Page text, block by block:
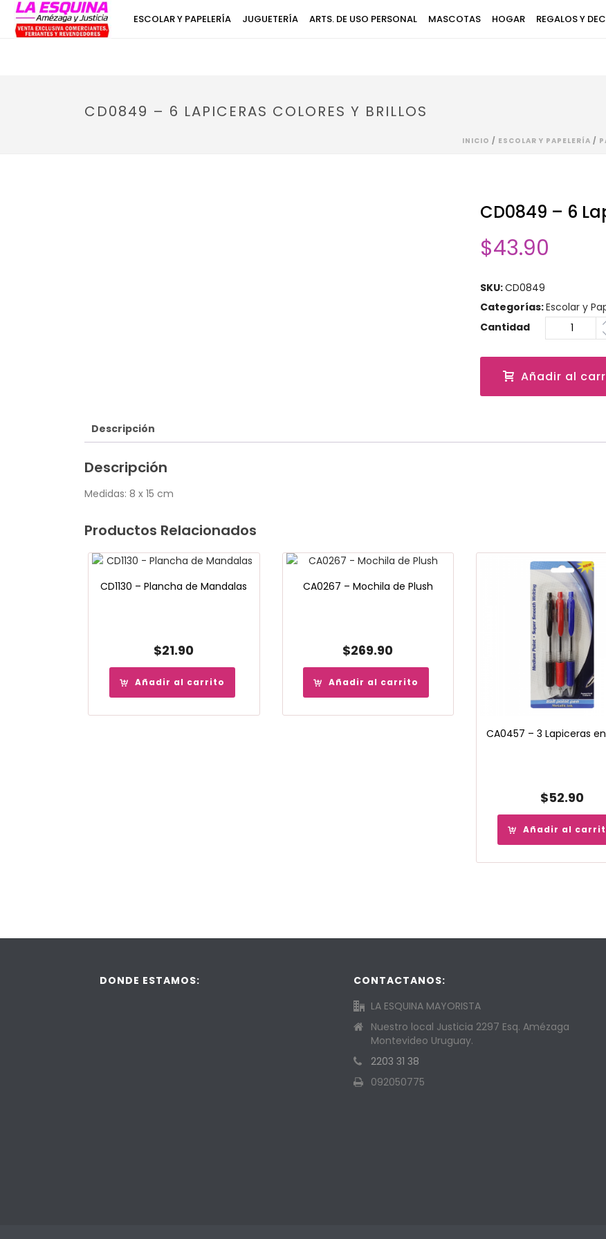
ESCOLAR Y PAPELERÍA JUGUETERÍA ARTS. DE USO PERSONAL MASCOTAS HOGAR REGALOS Y
CD0849 – 6 LAPICERAS COLORES Y BRILLOS
INICIO / ESCOLAR Y PAPELERÍA /
CD0849 – 6
$43.90
SKU:CD0849
Categorías:Escolar y
Cantidad
Añadir al
Descripción
Descripción
Medidas: 8 x 15 cm
Productos Relacionados
CD1130 – Plancha de Mandalas
$21.90
Añadir al carrito
CA0267 – Mochila de Plush
$269.90
Añadir al carrito
CA0457 – 3 Lapiceras
$52.90
Añadir al
DONDE ESTAMOS:
CONTACTANOS:
LA ESQUINA MAYORISTA
Nuestro local Justicia 2297 Esq. Amézaga
Montevideo Uruguay.
2203 31 38
092050775